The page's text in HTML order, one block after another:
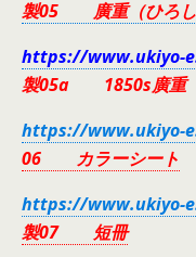
製05 廣重（ひろし
https://www.ukiyo-
製05a 1850s廣重（
https://www.ukiyo-
06 カラーシート
https://www.ukiyo-
製07 短冊